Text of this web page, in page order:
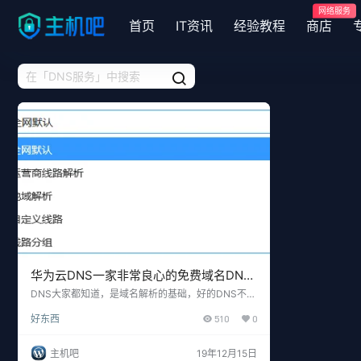
首页 IT资讯 经验教程 商店
网络服务
华为云DNS一家非常良心的免费域名DNS
服务
DNS大家都知道，是域名解析的基础，好的DNS不仅
至可以防御攻击。之前主机吧一直都是用阿里云的免
主机吧接触到了华为云DNS，瞬间喜欢上了这个DNS
服务，不仅免费，而且功能强大，很多在别家服务商
好东西 510 0
主机吧 19年12月15日